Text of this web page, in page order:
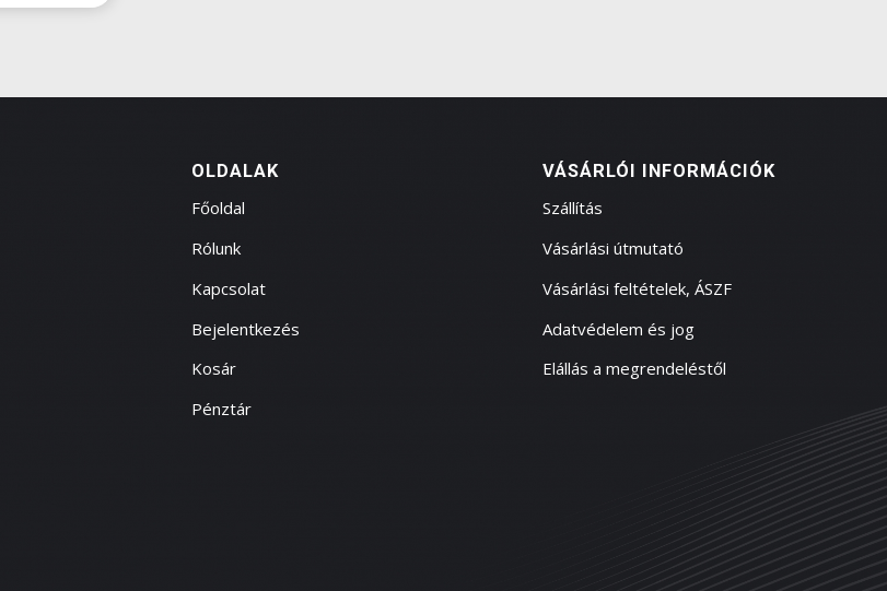
OLDALAK
Főoldal
Rólunk
Kapcsolat
Bejelentkezés
Kosár
Pénztár
VÁSÁRLÓI INFORMÁCIÓK
Szállítás
Vásárlási útmutató
Vásárlási feltételek, ÁSZF
Adatvédelem és jog
Elállás a megrendeléstől